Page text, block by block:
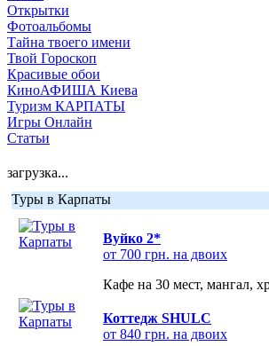
Открытки
Фотоальбомы
Тайна твоего имени
Твой Гороскоп
Красивые обои
КиноАФИША Киева
Туризм КАРПАТЫ
Игры Онлайн
Статьи
загрузка...
Туры в Карпаты
Вуйко 2*
от 700 грн. на двоих
Кафе на 30 мест, мангал,
Коттедж SHULC
от 840 грн. на двоих